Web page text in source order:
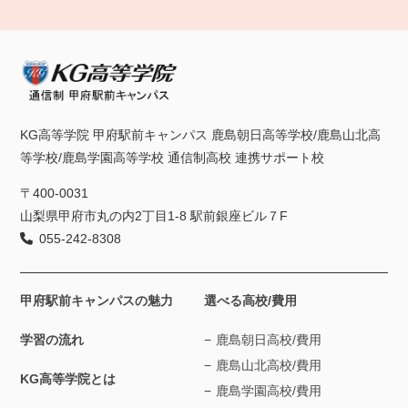
KG高等学院 甲府駅前キャンパス 鹿島朝日高等学校/鹿島山北高
等学校/鹿島学園高等学校 通信制高校 連携サポート校
〒400-0031
山梨県甲府市丸の内2丁目1-8 駅前銀座ビル７F
055-242-8308
甲府駅前キャンパスの魅力
学習の流れ
KG高等学院とは
選べる高校/費用
鹿島朝日高校/費用
鹿島山北高校/費用
鹿島学園高校/費用